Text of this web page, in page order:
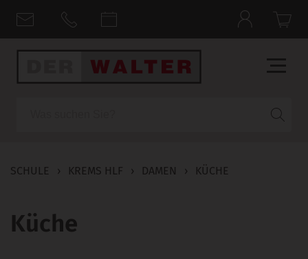
SCHULE › KREMS HLF › DAMEN › KÜCHE
Küche